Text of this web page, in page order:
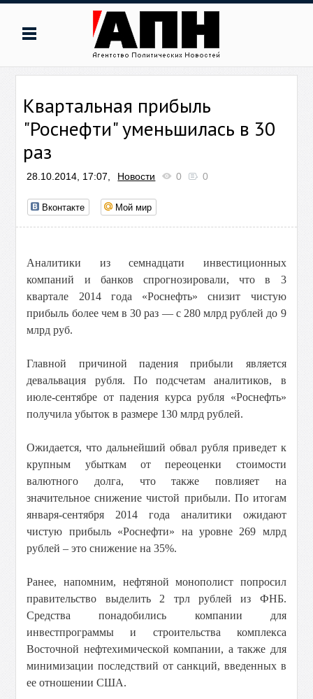
Квартальная прибыль
"Роснефти" уменьшилась в 30
раз
28.10.2014, 17:07, Новости 0 0
Вконтакте Мой мир
Аналитики из семнадцати инвестиционных
компаний и банков спрогнозировали, что в 3
квартале 2014 года «Роснефть» снизит чистую
прибыль более чем в 30 раз — с 280 млрд рублей до 9
млрд руб.
Главной причиной падения прибыли является
девальвация рубля. По подсчетам аналитиков, в
июле-сентябре от падения курса рубля «Роснефть»
получила убыток в размере 130 млрд рублей.
Ожидается, что дальнейший обвал рубля приведет к
крупным убыткам от переоценки стоимости
валютного долга, что также повлияет на
значительное снижение чистой прибыли. По итогам
января-сентября 2014 года аналитики ожидают
чистую прибыль «Роснефти» на уровне 269 млрд
рублей – это снижение на 35%.
Ранее, напомним, нефтяной монополист попросил
правительство выделить 2 трл рублей из ФНБ.
Средства понадобились компании для
инвестпрограммы и строительства комплекса
Восточной нефтехимической компании, а также для
минимизации последствий от санкций, введенных в
ее отношении США.